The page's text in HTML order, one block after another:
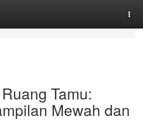
Tamu:
Mewah dan